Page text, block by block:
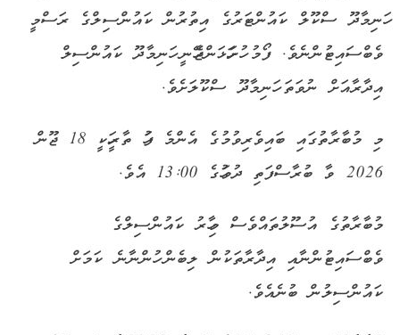
ހަނިމާދޫ ސްކޫލް ކައުންޓަރުގެ އިތުރުން ކައުންސިލްގެ ރަސްމީ
ވެބްސައިޓުންނެވެ. ފޯމު ހުށަހަޅަންޖެހޭނީ ހަނިމާދޫ ކައުންސިލް
އިދާރާއަށް ނުވަތަ ހަނިމާދޫ ސްކޫލަށެވެ.
މި މުބާރާތުގައި ބައިވެރިވުމުގެ އެންމެ ފަހު ތާރީހަކީ 18 ޖޫން
2026 ވާ ބުރާސްފަތި ދުވަހުގެ 13:00 އެވެ.
މުބާރާތުގެ އުސޫލުތައްވެސް މިހާރު ކައުންސިލްގެ
ވެބްސައިޓުންނާއި އިދާރާތަކުން ލިބެން ހުންނާނެ ކަމަށް
ކައުންސިލުން ބުނެއެވެ.